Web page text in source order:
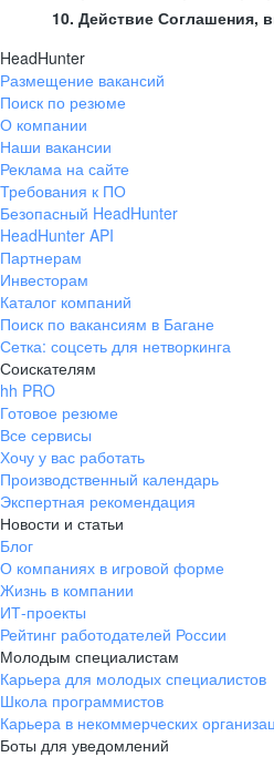
10. Действие Соглашения,
HeadHunter
Размещение вакансий
Поиск по резюме
О компании
Наши вакансии
Реклама на сайте
Требования к ПО
Безопасный HeadHunter
HeadHunter API
Партнерам
Инвесторам
Каталог компаний
Поиск по вакансиям в Багане
Сетка: соцсеть для нетворкинга
Соискателям
hh PRO
Готовое резюме
Все сервисы
Хочу у вас работать
Производственный календарь
Экспертная рекомендация
Новости и статьи
Блог
О компаниях в игровой форме
Жизнь в компании
ИТ-проекты
Рейтинг работодателей России
Молодым специалистам
Карьера для молодых специалистов
Школа программистов
Карьера в некоммерческих
Боты для уведомлений